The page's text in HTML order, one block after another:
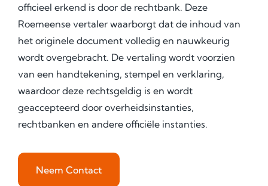
officieel erkend is door de rechtbank. Deze
Roemeense vertaler waarborgt dat de inhoud van
het originele document volledig en nauwkeurig
wordt overgebracht. De vertaling wordt voorzien
van een handtekening, stempel en verklaring,
waardoor deze rechtsgeldig is en wordt
geaccepteerd door overheidsinstanties,
rechtbanken en andere officiële instanties.
Neem Contact